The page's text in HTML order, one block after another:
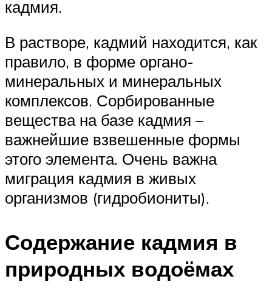
кадмия.
В растворе, кадмий находится, как
правило, в форме органо-
минеральных и минеральных
комплексов. Сорбированные
вещества на базе кадмия –
важнейшие взвешенные формы
этого элемента. Очень важна
миграция кадмия в живых
организмов (гидробиониты).
Содержание кадмия в
природных водоёмах